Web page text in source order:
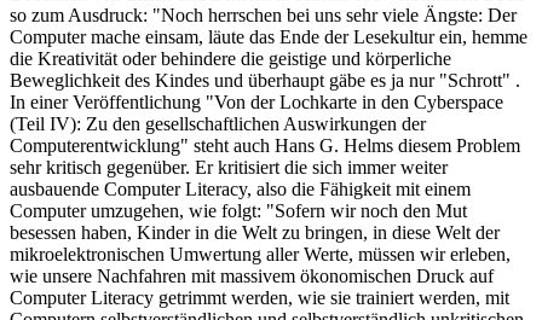
so zum Ausdruck: "Noch herrschen bei uns sehr viele Ängste: Der
Computer mache einsam, läute das Ende der Lesekultur ein, hemme
die Kreativität oder behindere die geistige und körperliche
Beweglichkeit des Kindes und überhaupt gäbe es ja nur "Schrott" .
In einer Veröffentlichung "Von der Lochkarte in den Cyberspace
(Teil IV): Zu den gesellschaftlichen Auswirkungen der
Computerentwicklung" steht auch Hans G. Helms diesem Problem
sehr kritisch gegenüber. Er kritisiert die sich immer weiter
ausbauende Computer Literacy, also die Fähigkeit mit einem
Computer umzugehen, wie folgt: "Sofern wir noch den Mut
besessen haben, Kinder in die Welt zu bringen, in diese Welt der
mikroelektronischen Umwertung aller Werte, müssen wir erleben,
wie unsere Nachfahren mit massivem ökonomischen Druck auf
Computer Literacy getrimmt werden, wie sie trainiert werden, mit